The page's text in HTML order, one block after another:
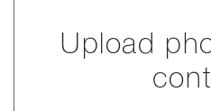
Upload